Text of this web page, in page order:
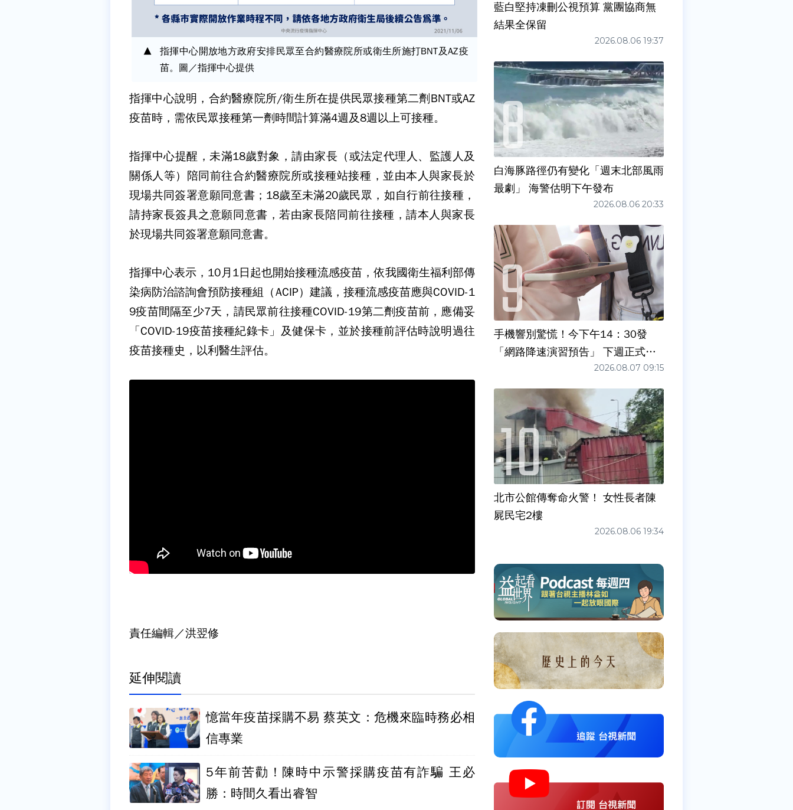
指揮中心開放地方政府安排民眾至合約醫療院所或衛生所施打BNT及AZ疫
苗。圖／指揮中心提供
指揮中心說明，合約醫療院所/衛生所在提供民眾接種第二劑BNT或AZ
疫苗時，需依民眾接種第一劑時間計算滿4週及8週以上可接種。
指揮中心提醒，未滿18歲對象，請由家長（或法定代理人、監護人及
關係人等）陪同前往合約醫療院所或接種站接種，並由本人與家長於
現場共同簽署意願同意書；18歲至未滿20歲民眾，如自行前往接種，
請持家長簽具之意願同意書，若由家長陪同前往接種，請本人與家長
於現場共同簽署意願同意書。
指揮中心表示，10月1日起也開始接種流感疫苗，依我國衛生福利部傳
染病防治諮詢會預防接種組（ACIP）建議，接種流感疫苗應與COVID-1
9疫苗間隔至少7天，請民眾前往接種COVID-19第二劑疫苗前，應備妥
「COVID-19疫苗接種紀錄卡」及健保卡，並於接種前評估時說明過往
疫苗接種史，以利醫生評估。
責任編輯／洪翌修
延伸閱讀
憶當年疫苗採購不易 蔡英文：危機來臨時務必相
信專業
5年前苦勸！陳時中示警採購疫苗有詐騙 王必
勝：時間久看出睿智
藍白堅持凍刪公視預算 黨團協商無
結果全保留
2026.08.06 19:37
白海豚路徑仍有變化「週末北部風雨
最劇」 海警估明下午發布
2026.08.06 20:33
手機響別驚慌！今下午14：30發
「網路降速演習預告」 下週正式登
2026.08.07 09:15
北市公館傳奪命火警！ 女性長者陳
屍民宅2樓
2026.08.06 19:34